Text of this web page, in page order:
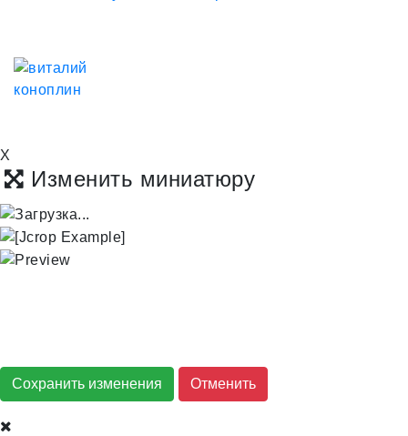
X
Изменить миниатюру
Сохранить изменения